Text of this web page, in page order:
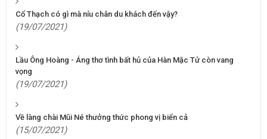
Cổ Thạch có gì mà níu chân du khách đến vậy?
(19/07/2021)
Lầu Ông Hoàng - Áng thơ tình bất hủ của Hàn Mặc Tử còn vang
vọng
(19/07/2021)
Về làng chài Mũi Né thưởng thức phong vị biển cả
(15/07/2021)